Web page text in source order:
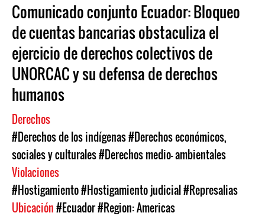
Comunicado conjunto Ecuador: Bloqueo
de cuentas bancarias obstaculiza el
ejercicio de derechos colectivos de
UNORCAC y su defensa de derechos
humanos
Derechos
#Derechos de los indígenas#Derechos económicos,
sociales y culturales#Derechos medio- ambientales
Violaciones
#Hostigamiento#Hostigamiento judicial#Represalias
Ubicación#Ecuador#Region: Americas